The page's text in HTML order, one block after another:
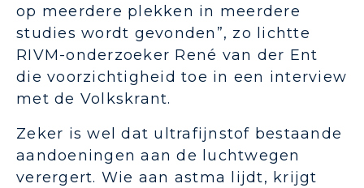
op meerdere plekken in meerdere
studies wordt gevonden”, zo lichtte
RIVM-onderzoeker René van der Ent
die voorzichtigheid toe in een interview
met de Volkskrant.
Zeker is wel dat ultrafijnstof bestaande
aandoeningen aan de luchtwegen
verergert. Wie aan astma lijdt, krijgt